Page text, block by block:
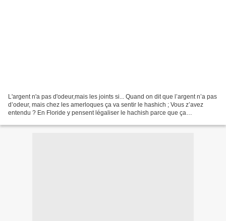
L'argent n'a pas d'odeur,mais les joints si... Quand on dit que l’argent n’a pas
d’odeur, mais chez les amerloques ça va sentir le hashich ; Vous z’avez
entendu ? En Floride y pensent légaliser le hachish parce que ça